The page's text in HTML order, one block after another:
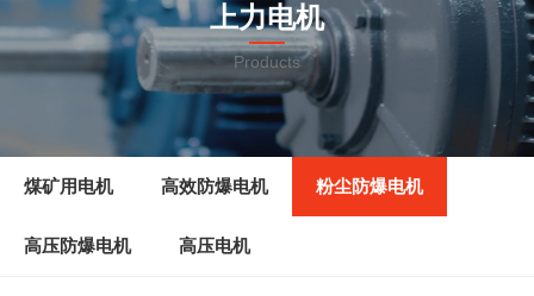
上力电机
Products
煤矿用电机 高效防爆电机 粉尘防爆电机
高压防爆电机 高压电机